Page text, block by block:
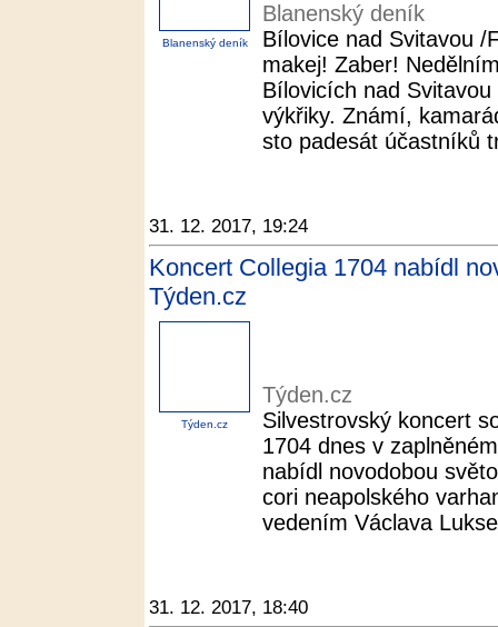
Blanenský deník
Blanenský deník
Bílovice nad Svitavou /
makej! Zaber!
Bílovicích nad
výkřiky. Známí,
sto padesát účastníků
31. 12. 2017, 19:24
Koncert Collegia 1704 nabídl
Týden.cz
Týden.cz
Týden.cz
Silvestrovský koncert
1704 dnes v
nabídl novodobou
cori neapolského
vedením Václava
31. 12. 2017, 18:40